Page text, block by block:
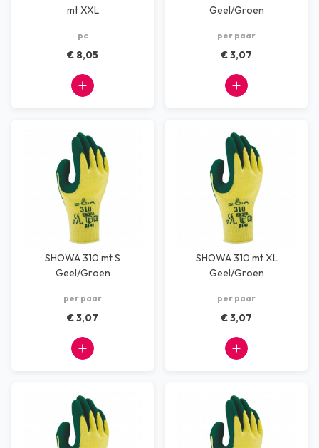
mt XXL
pc
€ 8,05
Geel/Groen
per paar
€ 3,07
SHOWA 310 mt S
Geel/Groen
per paar
€ 3,07
SHOWA 310 mt XL
Geel/Groen
per paar
€ 3,07